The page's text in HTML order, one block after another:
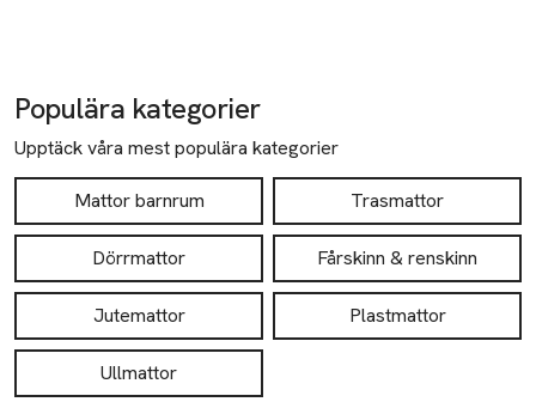
Populära kategorier
Upptäck våra mest populära kategorier
Mattor barnrum Trasmattor
Dörrmattor Fårskinn & renskinn
Jutemattor Plastmattor
Ullmattor